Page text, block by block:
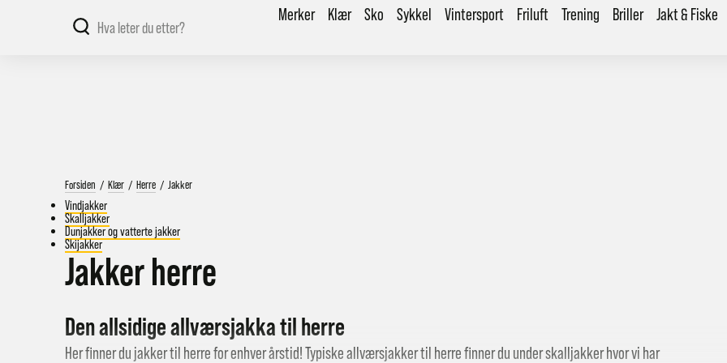
Merker Klær Sko Sykkel Vintersport Friluft Trening Briller Jakt & Fiske
Forsiden / Klær / Herre / Jakker
Vindjakker
Skalljakker
Dunjakker og vatterte jakker
Skijakker
Jakker herre
Den allsidige allværsjakka til herre
Her finner du jakker til herre for enhver årstid! Typiske allværsjakker til herre finner du under skalljakker hvor vi har